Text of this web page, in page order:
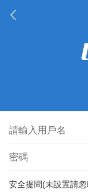
安全提問(未設置請